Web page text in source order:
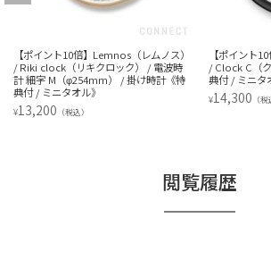
特
【ポイント10倍】Lemnos（レムノス）
/ Clock C（クロックC） / 掛け時計《特
典付 / ミニタオル》
¥ 14,300（税込）
【ポイ
/ Fluct
ルナッ
¥
閲覧履歴